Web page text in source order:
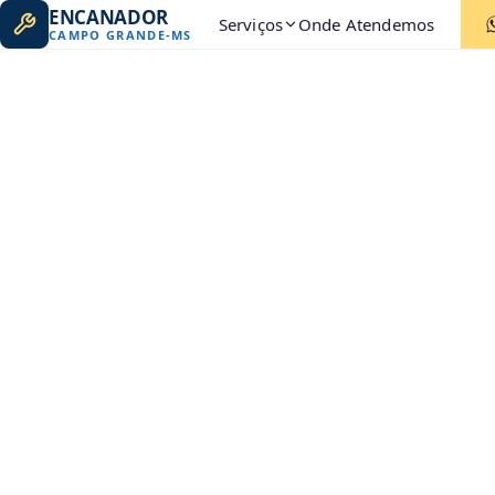
ENCANADOR
CAMPO GRANDE-MS Serviços Onde Atendemos